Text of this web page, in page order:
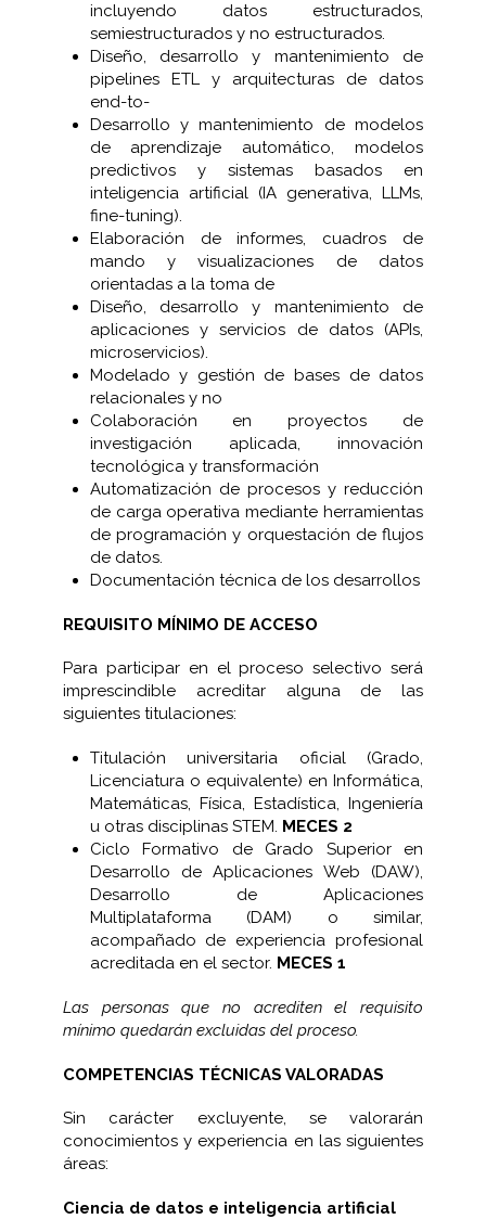
incluyendo datos estructurados,
semiestructurados y no estructurados.
Diseño, desarrollo y mantenimiento de
pipelines ETL y arquitecturas de datos
end-to-
Desarrollo y mantenimiento de modelos
de aprendizaje automático, modelos
predictivos y sistemas basados en
inteligencia artificial (IA generativa, LLMs,
fine-tuning).
Elaboración de informes, cuadros de
mando y visualizaciones de datos
orientadas a la toma de
Diseño, desarrollo y mantenimiento de
aplicaciones y servicios de datos (APIs,
microservicios).
Modelado y gestión de bases de datos
relacionales y no
Colaboración en proyectos de
investigación aplicada, innovación
tecnológica y transformación
Automatización de procesos y reducción
de carga operativa mediante herramientas
de programación y orquestación de flujos
de datos.
Documentación técnica de los desarrollos
REQUISITO MÍNIMO DE ACCESO
Para participar en el proceso selectivo será
imprescindible acreditar alguna de las
siguientes titulaciones:
Titulación universitaria oficial (Grado,
Licenciatura o equivalente) en Informática,
Matemáticas, Física, Estadística, Ingeniería
u otras disciplinas STEM. MECES 2
Ciclo Formativo de Grado Superior en
Desarrollo de Aplicaciones Web (DAW),
Desarrollo de Aplicaciones
Multiplataforma (DAM) o similar,
acompañado de experiencia profesional
acreditada en el sector. MECES 1
Las personas que no acrediten el requisito
mínimo quedarán excluidas del proceso.
COMPETENCIAS TÉCNICAS VALORADAS
Sin carácter excluyente, se valorarán
conocimientos y experiencia en las siguientes
áreas:
Ciencia de datos e inteligencia artificial